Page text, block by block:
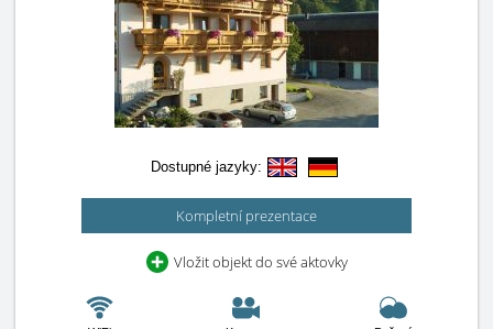
Dostupné jazyky:
Kompletní prezentace
Vložit objekt do své aktovky